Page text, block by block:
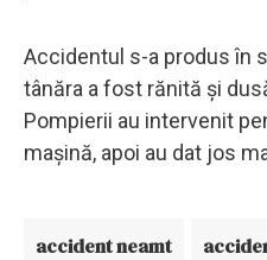
Accidentul s-a produs în
tânăra a fost rănită și
Pompierii au intervenit
mașină, apoi au dat jos
accident neamt